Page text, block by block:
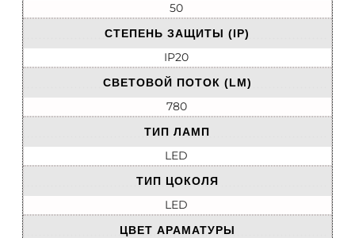
50
СТЕПЕНЬ ЗАЩИТЫ (IP)
IP20
СВЕТОВОЙ ПОТОК (LM)
780
ТИП ЛАМП
LED
ТИП ЦОКОЛЯ
LED
ЦВЕТ АРАМАТУРЫ